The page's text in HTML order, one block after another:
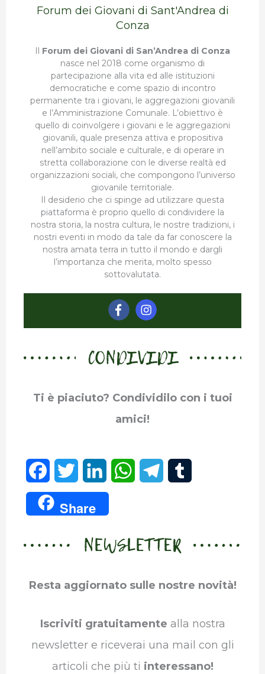
Forum dei Giovani di Sant'Andrea di
Conza
Il Forum dei Giovani di San’Andrea di Conza
nasce nel 2018 come organismo di
partecipazione alla vita ed alle istituzioni
democratiche e come spazio di incontro
permanente tra i giovani, le aggregazioni giovanili
e l’Amministrazione Comunale. L’obiettivo è
quello di coinvolgere i giovani e le aggregazioni
giovanili, quale presenza attiva e propositiva
nell’ambito sociale e culturale, e di operare in
stretta collaborazione con le diverse realtà ed
organizzazioni sociali, che compongono l’universo
giovanile territoriale.
Il desiderio che ci spinge ad utilizzare questa
piattaforma è proprio quello di condividere la
nostra storia, la nostra cultura, le nostre tradizioni, i
nostri eventi in modo da tale da far conoscere la
nostra amata terra in tutto il mondo e dargli
l’importanza che merita, molto spesso
sottovalutata.
CONDIVIDI
Ti è piaciuto? Condividilo con i tuoi
amici!
a
c
e
o
w
i
e
i
n
k
d
W
t
A
e
r
b
r
Share
NEWSLETTER
Resta aggiornato sulle nostre novità!
Iscriviti gratuitamente alla nostra
newsletter e riceverai una mail con gli
articoli che più ti interessano!